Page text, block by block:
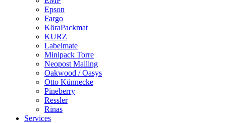
Epson
Fargo
KöraPackmat
KURZ
Labelmate
Minipack Torre
Neopost Mailing
Oakwood / Oasys
Otto Künnecke
Pineberry
Ressler
Rinas
Services